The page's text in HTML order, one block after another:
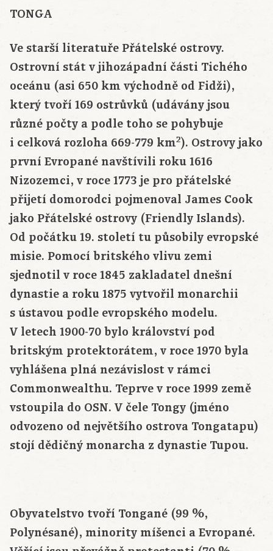
TONGA
Ve starší literatuře Přátelské ostrovy.
Ostrovní stát v jihozápadní části Tichého
oceánu (asi 650 km východně od Fidži),
který tvoří 169 ostrůvků (udávány jsou
různé počty a podle toho se pohybuje
i celková rozloha 669-779 km2). Ostrovy jako
první Evropané navštívili roku 1616
Nizozemci, v roce 1773 je pro přátelské
přijetí domorodci pojmenoval James Cook
jako Přátelské ostrovy (Friendly Islands).
Od počátku 19. století tu působily evropské
misie. Pomocí britského vlivu zemi
sjednotil v roce 1845 zakladatel dnešní
dynastie a roku 1875 vytvořil monarchii
s ústavou podle evropského modelu.
V letech 1900-70 bylo království pod
britským protektorátem, v roce 1970 byla
vyhlášena plná nezávislost v rámci
Commonwealthu. Teprve v roce 1999 země
vstoupila do OSN. V čele Tongy (jméno
odvozeno od největšího ostrova Tongatapu)
stojí dědičný monarcha z dynastie Tupou.
Obyvatelstvo tvoří Tongané (99 %,
Polynésané), minority míšenci a Evropané.